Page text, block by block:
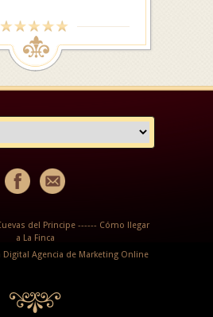
del Principe ------ Cómo llegar
a La Finca
Agencia de Marketing Online